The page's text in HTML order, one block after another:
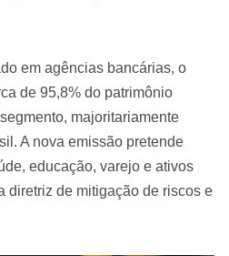
em agências bancárias, o
de 95,8% do patrimônio
majoritariamente
A nova emissão pretende
educação, varejo e ativos
diretriz de mitigação de riscos e